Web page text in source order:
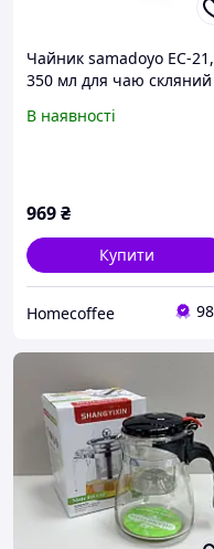
Чайник samadoyo EC-21,
350 мл для чаю скляний
тіпод прозорий для
В наявності
969₴
Купити
Homecoffee